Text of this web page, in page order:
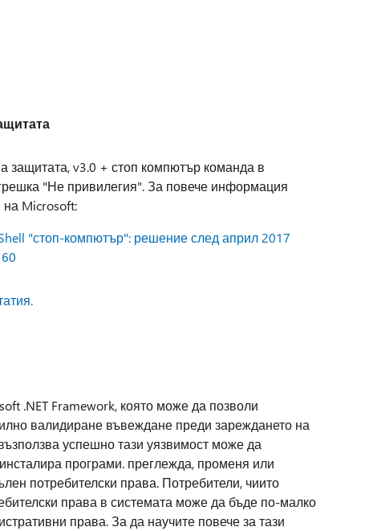
защитата, v3.0 + стоп компютър команда в
"Не привилегия". За повече информация
на Microsoft:
"стоп-компютър": решение след април 2017
.NET Framework, която може да позволи
валидиране въвеждане преди зареждането на
успешно тази уязвимост може да
програми. преглежда, променя или
потребителски права. Потребители, чиито
права в системата може да бъде по-малко
права. За да научите повече за тази